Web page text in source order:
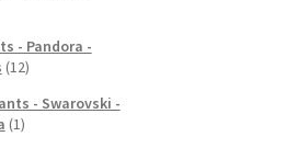
- Pandora -
(12)
- Swarovski -
(1)